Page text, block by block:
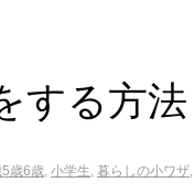
する方法
歳6歳, 小学生, 暮らしの小ワザ,